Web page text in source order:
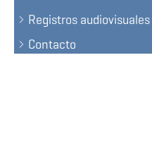
Registros audiovisuales
Contacto